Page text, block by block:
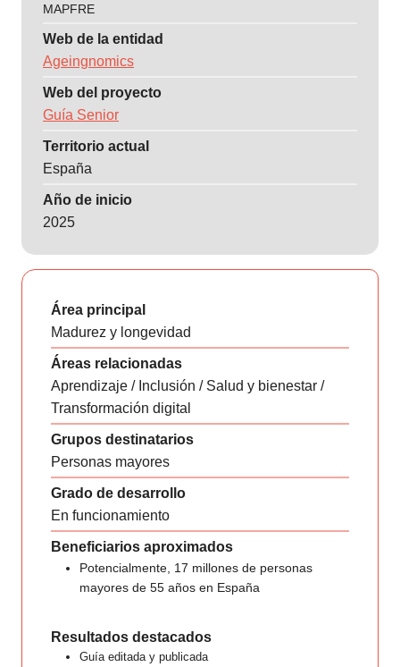
MAPFRE
Web de la entidad
Ageingnomics
Web del proyecto
Guía Senior
Territorio actual
España
Año de inicio
2025
Área principal
Madurez y longevidad
Áreas relacionadas
Aprendizaje / Inclusión / Salud y bienestar /
Transformación digital
Grupos destinatarios
Personas mayores
Grado de desarrollo
En funcionamiento
Beneficiarios aproximados
Potencialmente, 17 millones de personas
mayores de 55 años en España
Resultados destacados
Guía editada y publicada